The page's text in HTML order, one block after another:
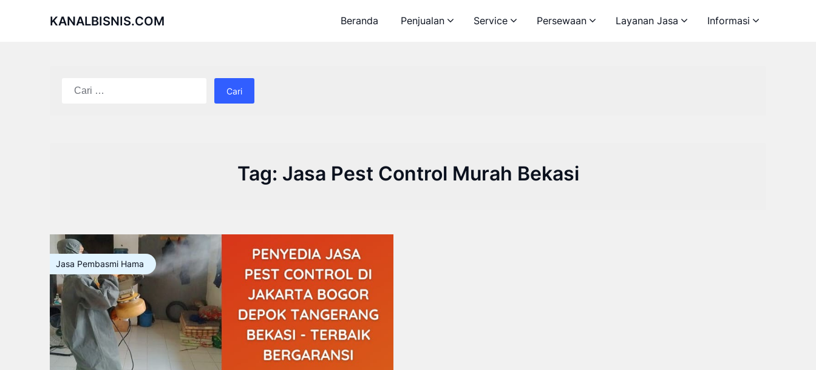
KANALBISNIS.COM Beranda Penjualan Service Persewaan Layanan Jasa Informasi
Cari
Tag: Jasa Pest Control Murah Bekasi
Jasa Pembasmi Hama